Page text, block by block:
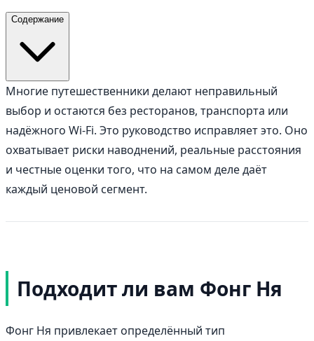
Содержание
Многие путешественники делают неправильный
выбор и остаются без ресторанов, транспорта или
надёжного Wi-Fi. Это руководство исправляет это. Оно
охватывает риски наводнений, реальные расстояния
и честные оценки того, что на самом деле даёт
каждый ценовой сегмент.
Подходит ли вам Фонг Ня
Фонг Ня привлекает определённый тип